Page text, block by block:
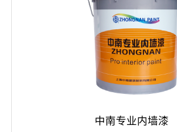
中南专业内墙漆